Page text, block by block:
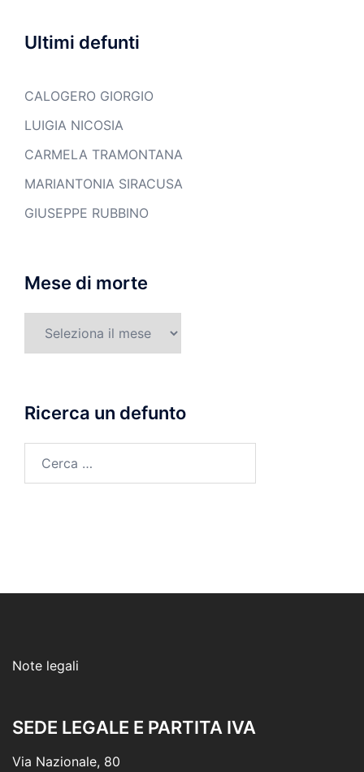
Ultimi defunti
CALOGERO GIORGIO
LUIGIA NICOSIA
CARMELA TRAMONTANA
MARIANTONIA SIRACUSA
GIUSEPPE RUBBINO
Mese di morte
Ricerca un defunto
Note legali
SEDE LEGALE E PARTITA IVA
Via Nazionale, 80